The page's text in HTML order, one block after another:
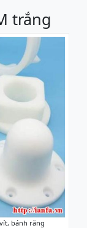
trắng
bánh răng